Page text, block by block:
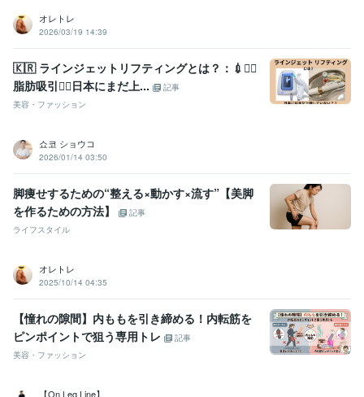
オレトレ
2026/03/19 14:39
🇰🇷 ラインジェットリフティングとは？：💉🙅‍♀️
脂肪吸引🙅‍♀️日本にまだ上...
記事
美容・ファッション
쇼코 ショウコ
2026/01/14 03:50
脚痩せするための“整える×動かす×流す”【美脚
を作るための方法】
記事
ライフスタイル
オレトレ
2025/10/14 04:35
【憧れの隙間】内ももを引き締める！内転筋を
ピンポイントで狙う専用トレ
記事
美容・ファッション
【On Leg Line】